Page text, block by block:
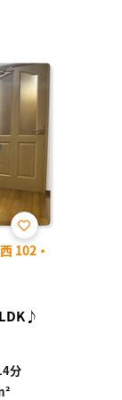
102・
お気
に入
分